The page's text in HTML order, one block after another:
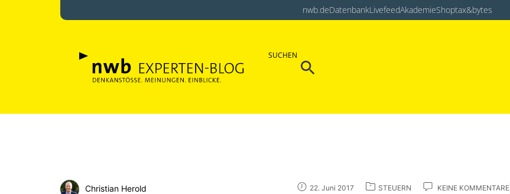
nwb.deDatenbankLivefeedAkademieShoptax&bytes
SUCHEN
Search
Christian Herold 22. Juni 2017 STEUERN KEINE KOMMENTARE